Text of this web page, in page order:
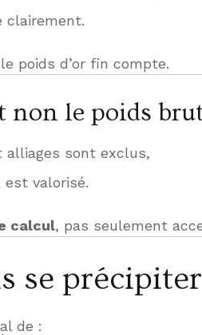
clairement.
poids d’or fin compte.
non le poids
alliages sont exclus,
est valorisé.
calcul, pas seulement
se précipiter
de :